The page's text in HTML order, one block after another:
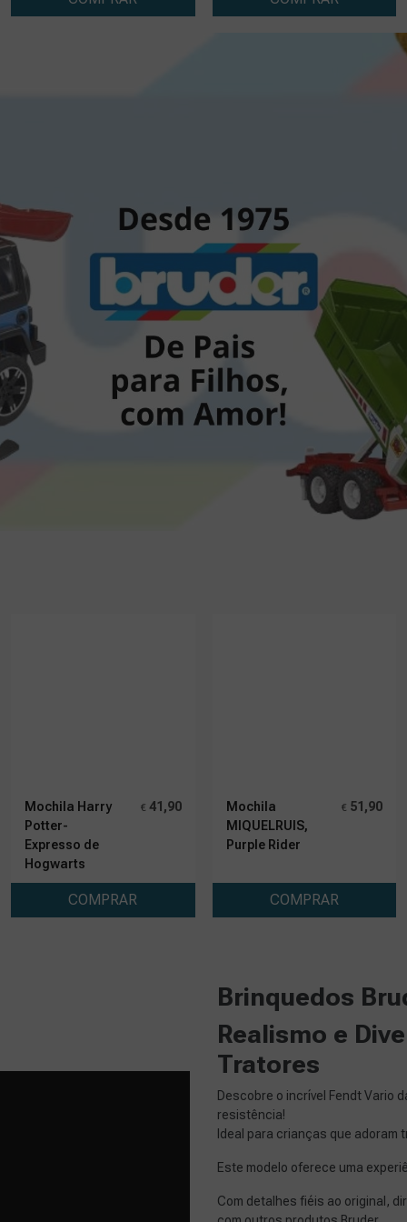
Mochila Harry
Potter-
Expresso de
Hogwarts
€ 41,90
COMPRAR
Mochila
MIQUELRUIS,
Purple Rider
€ 51,90
COMPRAR
Brinquedos
Realismo e
Tratores
Descobre o incrível Fendt Vario
resistência!
Ideal para crianças que
Este modelo oferece uma
Com detalhes fiéis ao original,